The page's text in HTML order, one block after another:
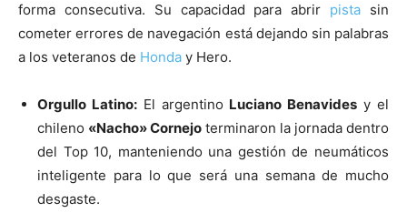
forma consecutiva. Su capacidad para abrir pista sin
cometer errores de navegación está dejando sin palabras
a los veteranos de Honda y Hero.
Orgullo Latino:El argentino Luciano Benavides y el
chileno «Nacho» Cornejo terminaron la jornada dentro
del Top 10, manteniendo una gestión de neumáticos
inteligente para lo que será una semana de mucho
desgaste.